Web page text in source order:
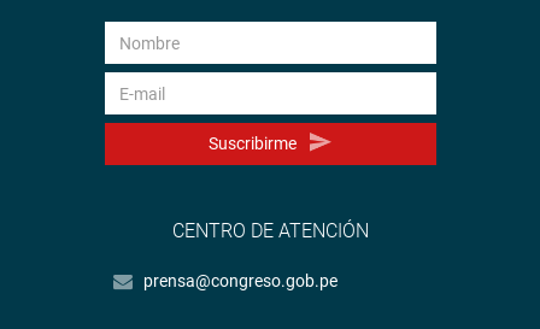
Suscribirme
CENTRO DE ATENCIÓN
prensa@congreso.gob.pe